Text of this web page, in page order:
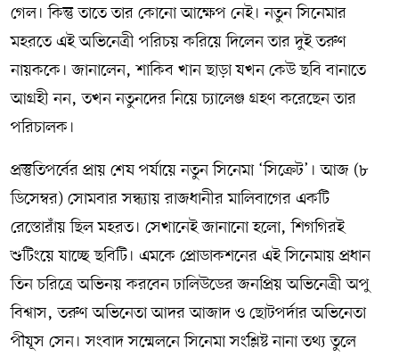
গেল। কিন্তু তাতে তার কোনো আক্ষেপ নেই। নতুন সিনেমার
মহরতে এই অভিনেত্রী পরিচয় করিয়ে দিলেন তার দুই তরুণ
নায়ককে। জানালেন, শাকিব খান ছাড়া যখন কেউ ছবি বানাতে
আগ্রহী নন, তখন নতুনদের নিয়ে চ্যালেঞ্জ গ্রহণ করেছেন তার
পরিচালক।
প্রস্তুতিপর্বের প্রায় শেষ পর্যায়ে নতুন সিনেমা ‘সিক্রেট’। আজ (৮
ডিসেম্বর) সোমবার সন্ধ্যায় রাজধানীর মালিবাগের একটি
রেস্তোরাঁয় ছিল মহরত। সেখানেই জানানো হলো, শিগগিরই
শুটিংয়ে যাচ্ছে ছবিটি। এমকে প্রোডাকশনের এই সিনেমায় প্রধান
তিন চরিত্রে অভিনয় করবেন ঢালিউডের জনপ্রিয় অভিনেত্রী অপু
বিশ্বাস, তরুণ অভিনেতা আদর আজাদ ও ছোটপর্দার অভিনেতা
পীযূস সেন। সংবাদ সম্মেলনে সিনেমা সংশ্লিষ্ট নানা তথ্য তুলে